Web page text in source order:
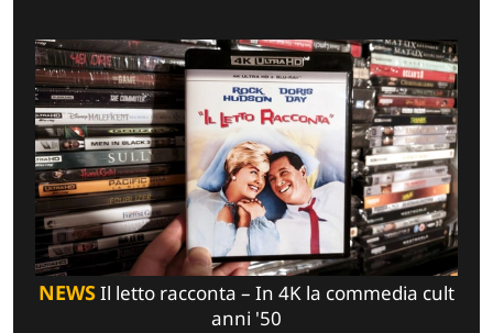
NEWSIl letto racconta – In 4K la commedia cult
anni '50